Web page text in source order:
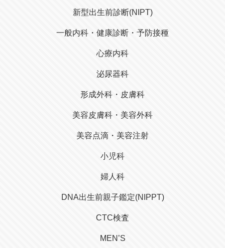
新型出生前診断(NIPT)
一般内科・健康診断・予防接種
心療内科
泌尿器科
形成外科・皮膚科
美容皮膚科・美容外科
美容点滴・美容注射
小児科
婦人科
DNA出生前親子鑑定(NIPPT)
CTC検査
MEN’S